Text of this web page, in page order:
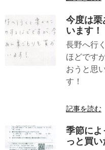
今度は栗
います！
長野へ行
ほどです
おうと思
記事を読む
季節によ
っと買